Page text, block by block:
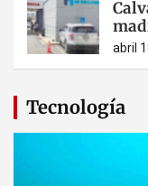
abril
Tecnología